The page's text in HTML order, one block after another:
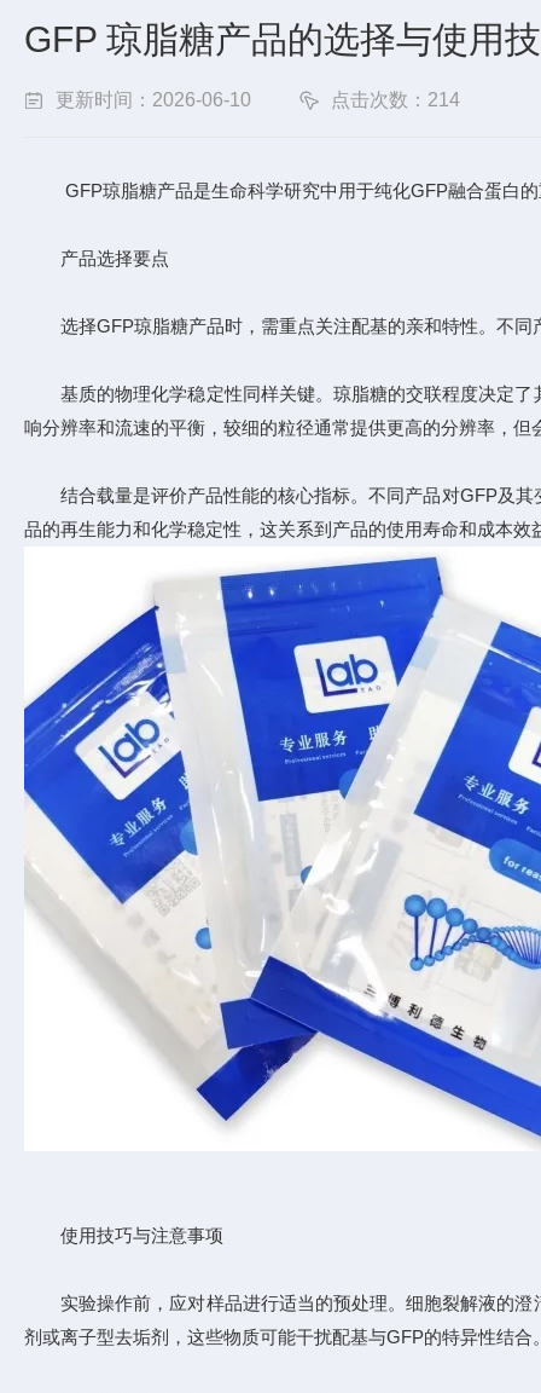
GFP 琼脂糖产品的选择与使用
更新时间：2026-06-10 点击次数：214
GFP琼脂糖产品是生命科学研究中用于纯化GFP融合蛋白的
产品选择要点
选择GFP琼脂糖产品时，需重点关注配基的亲和特性。不同
基质的物理化学稳定性同样关键。琼脂糖的交联程度决定了
响分辨率和流速的平衡，较细的粒径通常提供更高的分辨率，但
结合载量是评价产品性能的核心指标。不同产品对GFP及其
品的再生能力和化学稳定性，这关系到产品的使用寿命和成本效
使用技巧与注意事项
实验操作前，应对样品进行适当的预处理。细胞裂解液的澄
剂或离子型去垢剂，这些物质可能干扰配基与GFP的特异性结合